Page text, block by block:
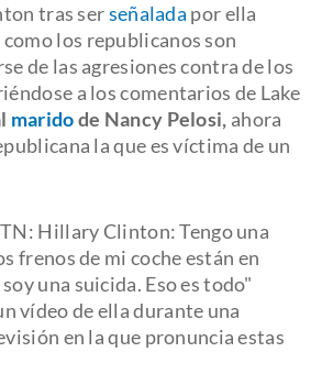
tras serseñalada por ella
los republicanos son
de las agresiones contra de los
a los comentarios de Lake
maridode Nancy Pelosi, ahora
la que es víctima de un
Hillary Clinton: Tengo una
frenos de mi coche están en
una suicida. Eso es todo"
vídeo de ella durante una
en la que pronuncia estas